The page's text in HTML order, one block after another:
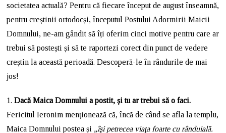
societatea actuală? Pentru că fiecare început de august înseamnă,
pentru creștinii ortodocși, începutul Postului Adormirii Maicii
Domnului, ne-am gândit să îți oferim cinci motive pentru care ar
trebui să postești și să te raportezi corect din punct de vedere
creștin la această perioadă. Descoperă-le în rândurile de mai
jos!
1. Dacă Maica Domnului a postit, și tu ar trebui să o faci.
Fericitul Ieronim menționează că, încă de când se afla la templu,
Maica Domnului postea și „îşi petrecea viaţa foarte cu rânduială.